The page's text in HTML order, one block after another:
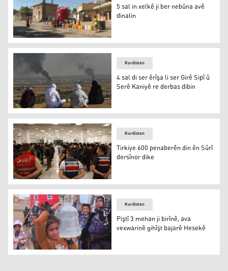
Heseke
5 sal in xelkê ji ber nebûna avê
dinalin
Serê Kaniyê
Kurdistan
4 sal di ser êrîşa li ser Girê Sipî û
Serê Kaniyê re derbas dibin
Tirkiye 600 penaberên din ên Sûrî dersînor dike
Kurdistan
Tirkiye 600 penaberên din ên Sûrî
dersînor dike
Piştî 3 mehan ji birînê, ava vexwarinê gihîşt bajarê
Kurdistan
Piştî 3 mehan ji birînê, ava
vexwarinê gihîşt bajarê Hesekê